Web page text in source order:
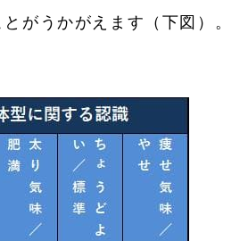
がうかがえます（下図）。